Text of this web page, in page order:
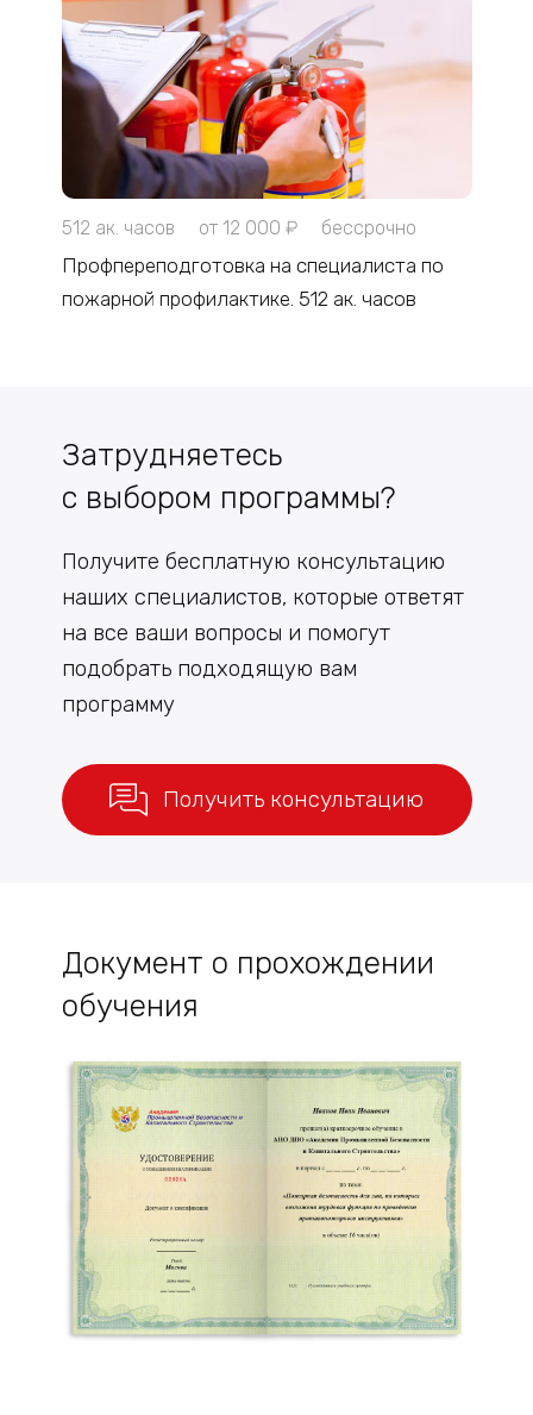
512 ак. часов от 12 000 ₽ бессрочно
Профпереподготовка на специалиста по
пожарной профилактике. 512 ак. часов
Затрудняетесь
с выбором программы?
Получите бесплатную консультацию
наших специалистов, которые ответят
на все ваши вопросы и помогут
подобрать подходящую вам
программу
Получить консультацию
Документ о прохождении
обучения